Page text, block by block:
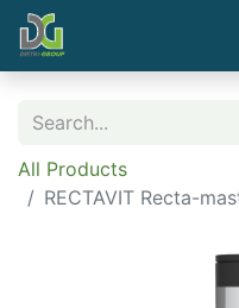
All Products
RECTAVIT Recta-